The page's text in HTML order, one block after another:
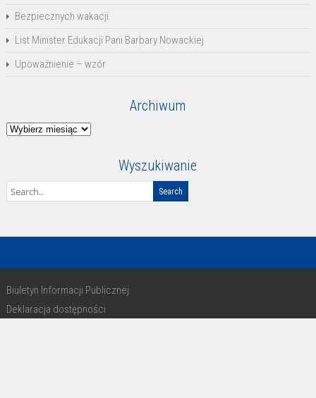
Bezpiecznych wakacji
List Minister Edukacji Pani Barbary Nowackiej
Upoważnienie – wzór
Archiwum
Archiwum
Wyszukiwanie
Biuletyn Informacji Publicznej
Deklaracja dostępności